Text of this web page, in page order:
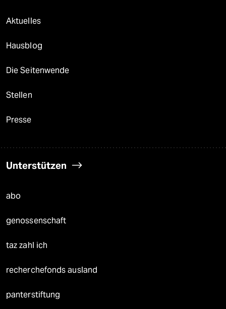
Aktuelles
Hausblog
Die Seitenwende
Stellen
Presse
Unterstützen
abo
genossenschaft
taz zahl ich
recherchefonds ausland
panterstiftung